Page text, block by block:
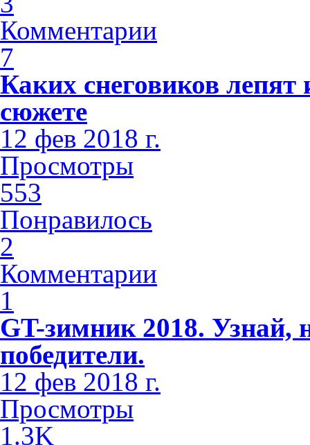
Комментарии
7
Каких снеговиков
сюжете
12 фев 2018 г.
Просмотры
553
Понравилось
2
Комментарии
1
GT-зимник 2018. Узнай,
победители.
12 фев 2018 г.
Просмотры
1.3K